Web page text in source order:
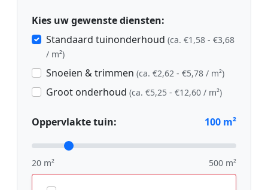
Kies uw gewenste diensten:
Standaard tuinonderhoud (ca. €1,58 - €3,68
/ m²)
Snoeien & trimmen (ca. €2,62 - €5,78 / m²)
Groot onderhoud (ca. €5,25 - €12,60 / m²)
Oppervlakte tuin: 100 m²
20 m² 500 m²